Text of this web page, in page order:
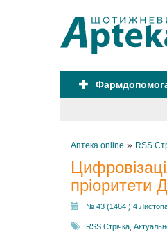
Аптека online » RSS
пріоритети
№ 43 (1464 ) 4
RSS Стрічка